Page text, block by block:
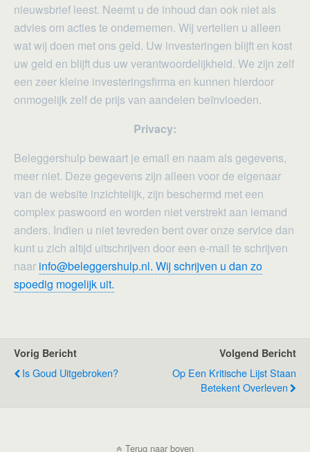
nieuwsbrief leest. Neemt u de inhoud dan ook niet als
advies om acties te ondernemen. Wij vertellen u alleen
wat wij doen met ons geld. Uw investeringen blijft en kost
uw geld en blijft dus uw verantwoordelijkheid. We zijn zelf
een zeer kleine investeringsfirma en kunnen hierdoor
onmogelijk zelf de prijs van aandelen beïnvloeden.
Privacy:
Beleggershulp bewaart je email en naam als gegevens,
meer niet. Deze gegevens zijn alleen voor de eigenaar
van de website inzichtelijk, zijn beschermd met een
complex paswoord en worden niet verstrekt aan iemand
anders. Indien u niet tevreden bent over onze service dan
kunt u zich altijd uitschrijven door een e-mail te schrijven
naar info@beleggershulp.nl. Wij schrijven u dan zo
spoedig mogelijk uit.
Vorig Bericht
Is Goud Uitgebroken?
Volgend Bericht
Op Een Kritische Lijst Staan
Betekent Overleven
Terug naar boven